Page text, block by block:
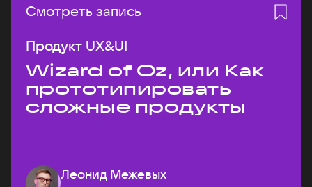
Смотреть запись
Продукт UX&UI
Wizard of Oz, или Как
прототипировать
сложные продукты
Леонид Межевых